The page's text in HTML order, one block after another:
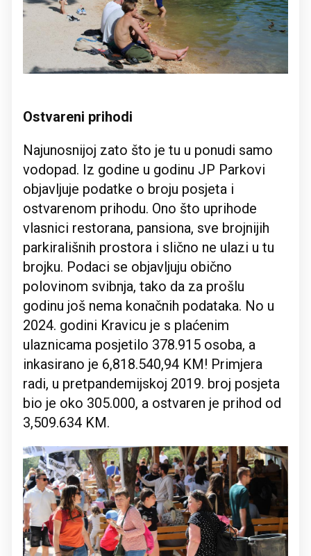
Ostvareni prihodi
Najunosnijoj zato što je tu u ponudi samo
vodopad. Iz godine u godinu JP Parkovi
objavljuje podatke o broju posjeta i
ostvarenom prihodu. Ono što uprihode
vlasnici restorana, pansiona, sve brojnijih
parkirališnih prostora i slično ne ulazi u tu
brojku. Podaci se objavljuju obično
polovinom svibnja, tako da za prošlu
godinu još nema konačnih podataka. No u
2024. godini Kravicu je s plaćenim
ulaznicama posjetilo 378.915 osoba, a
inkasirano je 6,818.540,94 KM! Primjera
radi, u pretpandemijskoj 2019. broj posjeta
bio je oko 305.000, a ostvaren je prihod od
3,509.634 KM.